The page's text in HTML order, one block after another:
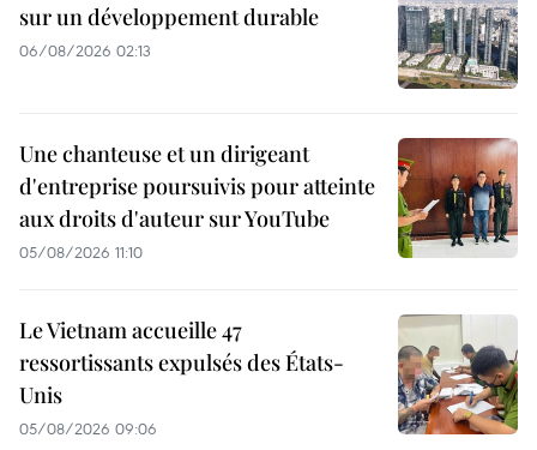
sur un développement durable
06/08/2026 02:13
Une chanteuse et un dirigeant
d'entreprise poursuivis pour atteinte
aux droits d'auteur sur YouTube
05/08/2026 11:10
Le Vietnam accueille 47
ressortissants expulsés des États-
Unis
05/08/2026 09:06